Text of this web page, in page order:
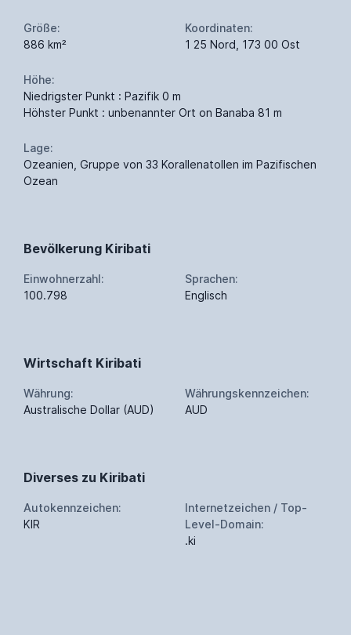
Größe:
886 km²
Koordinaten:
1 25 Nord, 173 00 Ost
Höhe:
Niedrigster Punkt : Pazifik 0 m
Höhster Punkt : unbenannter Ort on Banaba 81 m
Lage:
Ozeanien, Gruppe von 33 Korallenatollen im Pazifischen
Ozean
Bevölkerung Kiribati
Einwohnerzahl:
100.798
Sprachen:
Englisch
Wirtschaft Kiribati
Währung:
Australische Dollar (AUD)
Währungskennzeichen:
AUD
Diverses zu Kiribati
Autokennzeichen:
KIR
Internetzeichen / Top-
Level-Domain:
.ki